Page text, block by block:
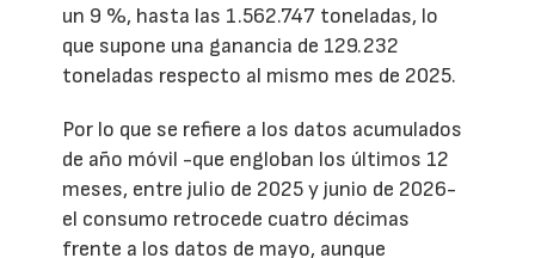
un 9 %, hasta las 1.562.747 toneladas, lo
que supone una ganancia de 129.232
toneladas respecto al mismo mes de 2025.
Por lo que se refiere a los datos acumulados
de año móvil -que engloban los últimos 12
meses, entre julio de 2025 y junio de 2026-
el consumo retrocede cuatro décimas
frente a los datos de mayo, aunque